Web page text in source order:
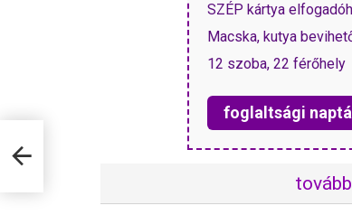
SZÉP kártya
Macska, kutya
12 szoba, 22 férőhely
foglaltsági